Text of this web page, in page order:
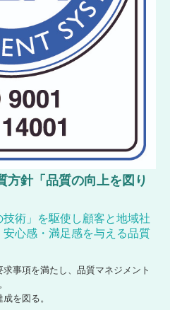
針「品質の向上を図り
技術」を駆使し顧客と地域社
心感・満足感を与える品質
事項を満たし、品質マネジメント
を図る。